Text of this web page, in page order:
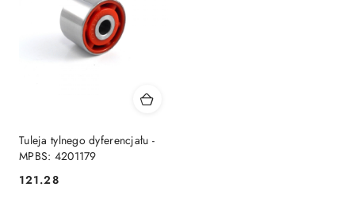
Tuleja tylnego dyferencjału -
MPBS: 4201179
Cena:
121.28